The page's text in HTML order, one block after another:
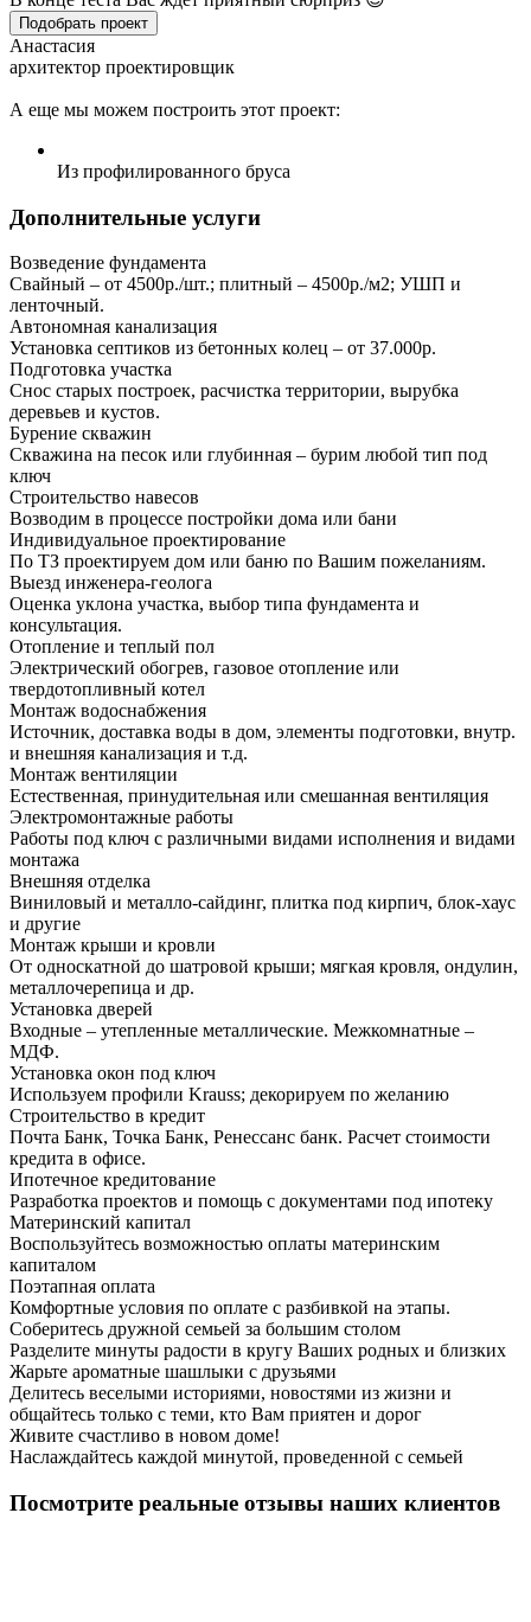
Подобрать проект
Анастасия
архитектор проектировщик
А еще мы можем построить этот проект:
Из профилированного бруса
Дополнительные услуги
Возведение фундамента
Свайный – от 4500р./шт.; плитный – 4500р./м2; УШП и
ленточный.
Автономная канализация
Установка септиков из бетонных колец – от 37.000р.
Подготовка участка
Снос старых построек, расчистка территории, вырубка
деревьев и кустов.
Бурение скважин
Скважина на песок или глубинная – бурим любой тип под
ключ
Строительство навесов
Возводим в процессе постройки дома или бани
Индивидуальное проектирование
По ТЗ проектируем дом или баню по Вашим пожеланиям.
Выезд инженера-геолога
Оценка уклона участка, выбор типа фундамента и
консультация.
Отопление и теплый пол
Электрический обогрев, газовое отопление или
твердотопливный котел
Монтаж водоснабжения
Источник, доставка воды в дом, элементы подготовки, внутр.
и внешняя канализация и т.д.
Монтаж вентиляции
Естественная, принудительная или смешанная вентиляция
Электромонтажные работы
Работы под ключ с различными видами исполнения и видами
монтажа
Внешняя отделка
Виниловый и металло-сайдинг, плитка под кирпич, блок-хаус
и другие
Монтаж крыши и кровли
От односкатной до шатровой крыши; мягкая кровля, ондулин,
металлочерепица и др.
Установка дверей
Входные – утепленные металлические. Межкомнатные –
МДФ.
Установка окон под ключ
Используем профили Krauss; декорируем по желанию
Строительство в кредит
Почта Банк, Точка Банк, Ренессанс банк. Расчет стоимости
кредита в офисе.
Ипотечное кредитование
Разработка проектов и помощь с документами под ипотеку
Материнский капитал
Воспользуйтесь возможностью оплаты материнским
капиталом
Поэтапная оплата
Комфортные условия по оплате с разбивкой на этапы.
Соберитесь дружной семьей за большим столом
Разделите минуты радости в кругу Ваших родных и близких
Жарьте ароматные шашлыки с друзьями
Делитесь веселыми историями, новостями из жизни и
общайтесь только с теми, кто Вам приятен и дорог
Живите счастливо в новом доме!
Наслаждайтесь каждой минутой, проведенной с семьей
Посмотрите реальные отзывы наших клиентов